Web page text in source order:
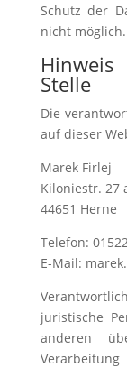
Schutz der
nicht möglich.
Stelle
Die
auf dieser
Marek Firlej
Kiloniestr. 27
44651 Herne
Telefon:
E-Mail:
juristische
anderen
Verarbeitung